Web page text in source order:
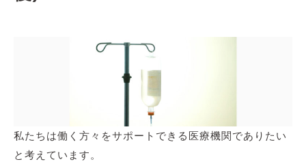
私たちは働く方々をサポートできる医療機関でありたい
と考えています。